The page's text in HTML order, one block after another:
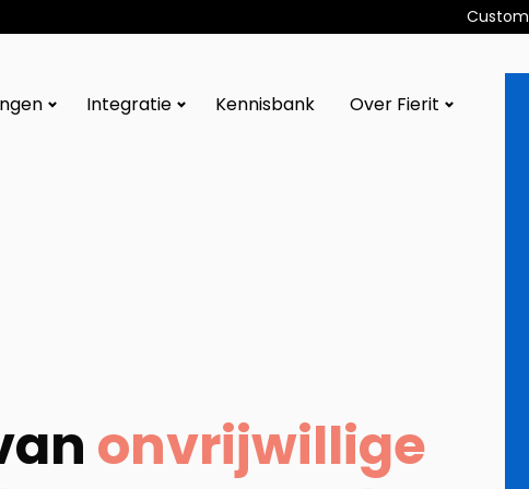
Integratie Kennisbank Over Fierit
onvrijwillige